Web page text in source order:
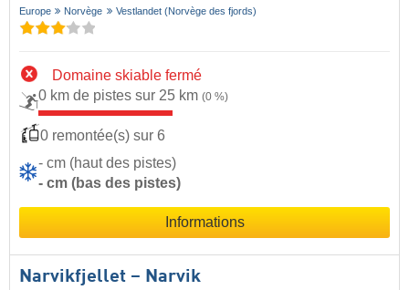
Europe Norvège Vestlandet (Norvège des fjords)
Domaine skiable fermé
0 km de pistes sur 25 km (0 %)
0 remontée(s) sur 6
- cm (haut des pistes)
- cm (bas des pistes)
Informations
Narvikfjellet – Narvik